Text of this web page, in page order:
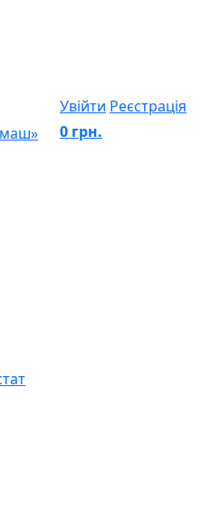
Увійти Реєстрація
0 грн.